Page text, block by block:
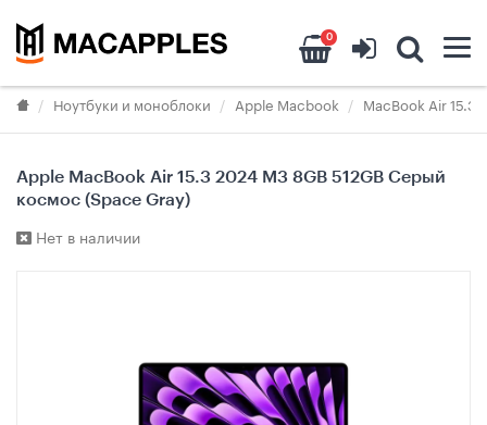
0
Ноутбуки и моноблоки Apple Macbook MacBook Air
Apple MacBook Air 15.3 2024 M3 8GB 512GB Серый
космос (Space Gray)
Нет в наличии